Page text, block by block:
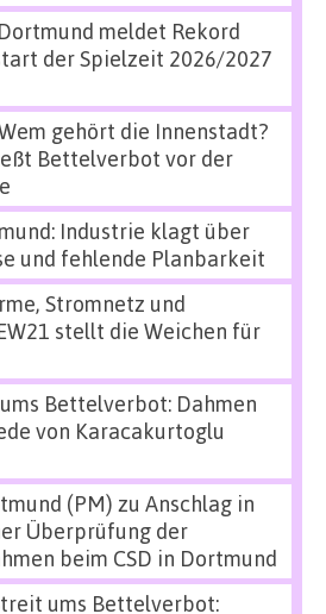
meldet Rekord
der Spielzeit 2026/2027
gehört die Innenstadt?
Bettelverbot vor der
Industrie klagt über
und fehlende Planbarkeit
Stromnetz und
stellt die Weichen für
Bettelverbot: Dahmen
von Karacakurtoglu
(PM) zu Anschlag in
Überprüfung der
beim CSD in Dortmund
ums Bettelverbot: